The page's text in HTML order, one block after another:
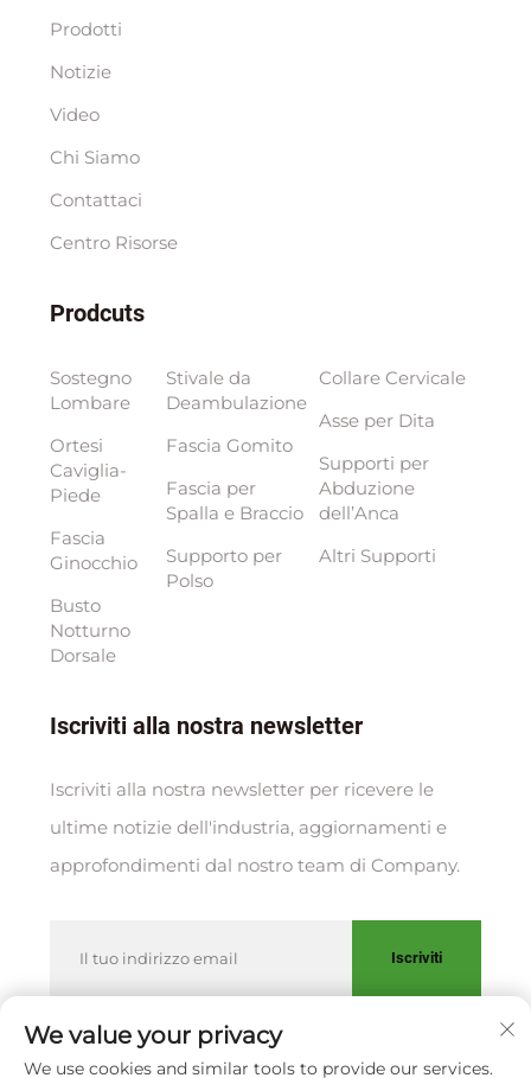
Prodotti
Notizie
Video
Chi Siamo
Contattaci
Centro Risorse
Prodcuts
Sostegno
Lombare
Ortesi
Caviglia-
Piede
Fascia
Ginocchio
Busto
Notturno
Dorsale
Stivale da
Deambulazione
Fascia Gomito
Fascia per
Spalla e Braccio
Supporto per
Polso
Collare Cervicale
Asse per Dita
Supporti per
Abduzione
dell’Anca
Altri Supporti
Iscriviti alla nostra newsletter
Iscriviti alla nostra newsletter per ricevere le
ultime notizie dell'industria, aggiornamenti e
approfondimenti dal nostro team di Company.
Iscriviti
Copyright © XIAMEN HUAKANG ORTHOPEDIC CO., LTD.
We value your privacy
We use cookies and similar tools to provide our services.